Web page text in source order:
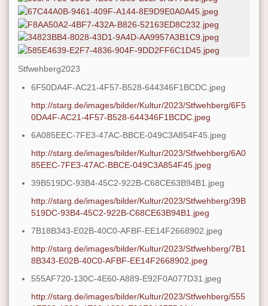
Stfwehberg2023
6F50DA4F-AC21-4F57-B528-644346F1BCDC.jpeg
http://starg.de/images/bilder/Kultur/2023/Stfwehberg/6F5
0DA4F-AC21-4F57-B528-644346F1BCDC.jpeg
6A085EEC-7FE3-47AC-BBCE-049C3A854F45.jpeg
http://starg.de/images/bilder/Kultur/2023/Stfwehberg/6A0
85EEC-7FE3-47AC-BBCE-049C3A854F45.jpeg
39B519DC-93B4-45C2-922B-C68CE63B94B1.jpeg
http://starg.de/images/bilder/Kultur/2023/Stfwehberg/39B
519DC-93B4-45C2-922B-C68CE63B94B1.jpeg
7B18B343-E02B-40C0-AFBF-EE14F2668902.jpeg
http://starg.de/images/bilder/Kultur/2023/Stfwehberg/7B1
8B343-E02B-40C0-AFBF-EE14F2668902.jpeg
555AF720-130C-4E60-A889-E92F0A077D31.jpeg
http://starg.de/images/bilder/Kultur/2023/Stfwehberg/555